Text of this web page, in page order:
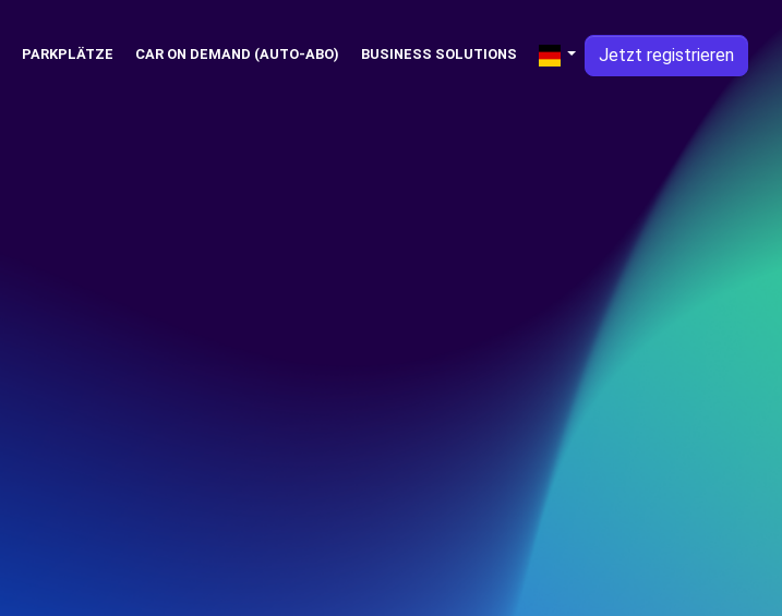
PARKPLÄTZE CAR ON DEMAND (AUTO-ABO) BUSINESS SOLUTIONS Jetzt registrieren